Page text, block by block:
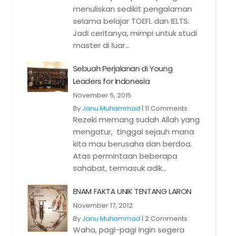
menuliskan sedikit pengalaman
selama belajar TOEFL dan IELTS.
Jadi ceritanya, mimpi untuk studi
master di luar...
Sebuah Perjalanan di Young
Leaders for Indonesia
November 5, 2015
By Janu Muhammad | 11 Comments
Rezeki memang sudah Allah yang
mengatur, tinggal sejauh mana
kita mau berusaha dan berdoa.
Atas permintaan beberapa
sahabat, termasuk adik...
ENAM FAKTA UNIK TENTANG LARON
November 17, 2012
By Janu Muhammad | 2 Comments
Waha, pagi-pagi ingin segera